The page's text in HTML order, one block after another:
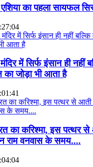
का पहला सायफल
में सिर्फ इंसान ही नहीं
का जोड़ा भी आता है
का करिश्मा, इस पत्थर
राम वनवास के समय....